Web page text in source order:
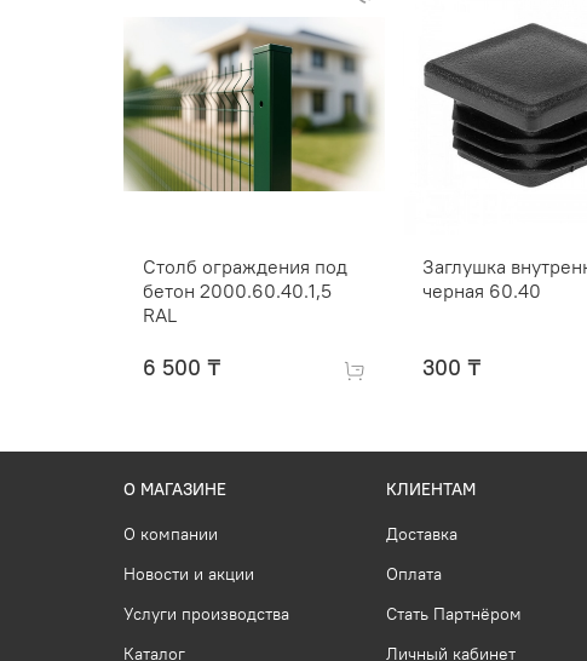
Столб ограждения под
бетон 2000.60.40.1,5
RAL
6 500 ₸
Заглушка
черная 60.40
300 ₸
О МАГАЗИНЕ
О компании
Новости и акции
Услуги производства
Каталог
КЛИЕНТАМ
Доставка
Оплата
Стать Партнёром
Личный кабинет